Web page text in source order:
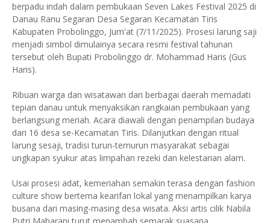
berpadu indah dalam pembukaan Seven Lakes Festival 2025 di
Danau Ranu Segaran Desa Segaran Kecamatan Tiris
Kabupaten Probolinggo, Jum'at (7/11/2025). Prosesi larung saji
menjadi simbol dimulainya secara resmi festival tahunan
tersebut oleh Bupati Probolinggo dr. Mohammad Haris (Gus
Haris).
Ribuan warga dan wisatawan dari berbagai daerah memadati
tepian danau untuk menyaksikan rangkaian pembukaan yang
berlangsung meriah. Acara diawali dengan penampilan budaya
dari 16 desa se-Kecamatan Tiris. Dilanjutkan dengan ritual
larung sesaji, tradisi turun-temurun masyarakat sebagai
ungkapan syukur atas limpahan rezeki dan kelestarian alam.
Usai prosesi adat, kemeriahan semakin terasa dengan fashion
culture show bertema kearifan lokal yang menampilkan karya
busana dari masing-masing desa wisata. Aksi artis cilik Nabila